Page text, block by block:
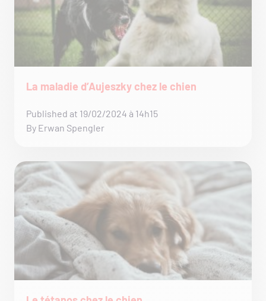
La maladie d’Aujeszky chez le chien
Published at 19/02/2024 à 14h15
By Erwan Spengler